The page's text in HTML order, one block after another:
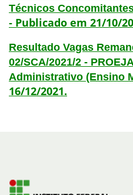
Técnicos
- Publicado em 21/10/
Resultado Vagas
02/SCA/2021/2 -
Administrativo (Ensino
16/12/2021.